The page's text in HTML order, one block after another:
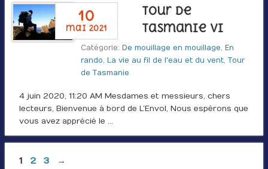
10
mai 2021
Tour de
Tasmanie VI
Catégorie: De mouillage en mouillage, En
rando, La vie au fil de l'eau et du vent, Tour
de Tasmanie
4 juin 2020, 11:20 AM Mesdames et messieurs, chers
lecteurs, Bienvenue à bord de L’Envol, Nous espérons que
vous avez apprécié le …
1 2 3 →